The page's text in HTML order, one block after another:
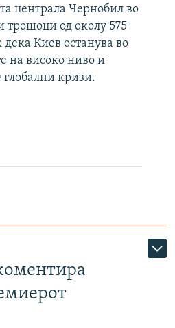
централа Чернобил во
трошоци од околу 575
Киев останува во
на високо ниво и
глобални кризи.